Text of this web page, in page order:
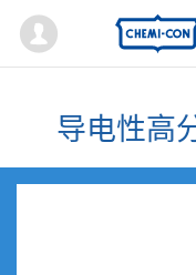
Mypage
导电性高